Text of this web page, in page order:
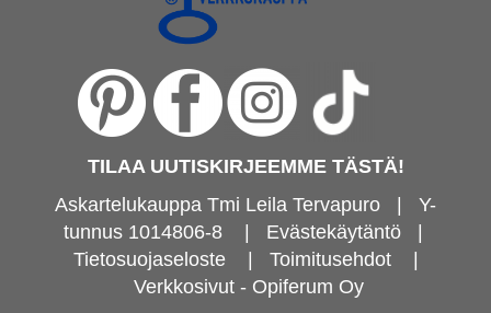
TILAA UUTISKIRJEEMME TÄSTÄ!
Askartelukauppa Tmi Leila Tervapuro | Y-
tunnus 1014806-8
Evästekäytäntö|
Tietosuojaseloste| Toimitusehdot|
Verkkosivut - Opiferum Oy